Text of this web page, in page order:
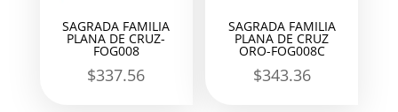
SAGRADA FAMILIA
PLANA DE CRUZ-
FOG008
$337.56
SAGRADA FAMILIA
PLANA DE CRUZ
ORO-FOG008C
$343.36